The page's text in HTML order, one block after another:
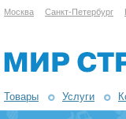
Москва Санкт-Петербург
Товары Услуги